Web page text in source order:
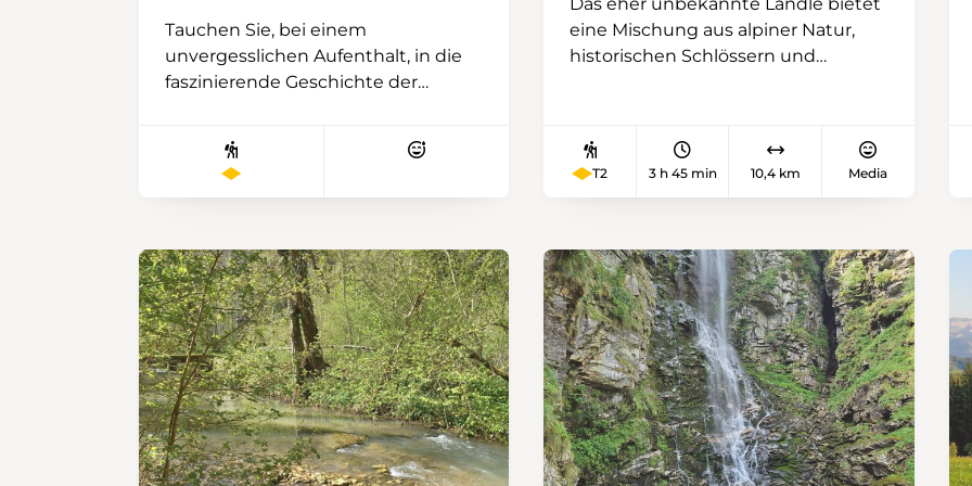
Tauchen Sie, bei einem
unvergesslichen Aufenthalt, in die
faszinierende Geschichte der
und lassen Sie sich bei der
Erkundung der
Kulturerbes in die Vergangenheit
zurückversetzen. Schlendern Sie
durch die charmante Ortschaft
Näfels, in der Geschichte und
Traditionen harmonisch
miteinander verschmelzen, und
bewundern Sie die
symbolträchtigen
Sehenswürdigkeiten, die von der
eine Mischung aus alpiner Natur,
historischen Schlössern und
Fürstin-Gina-Weg auf sich? Auch
diesen möchten wir zumindest
T2 3 h 45 min 10,4 km Media